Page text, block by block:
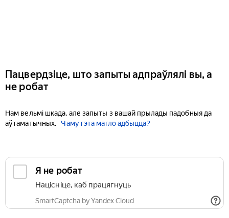
Пацвердзіце, што запыты адпраўлялі вы, а
не робат
Нам вельмі шкада, але запыты з вашай прылады падобныя да
аўтаматычных.
Чаму гэта магло адбыцца?
Я не робат
Націсніце, каб працягнуць
SmartCaptcha by Yandex Cloud